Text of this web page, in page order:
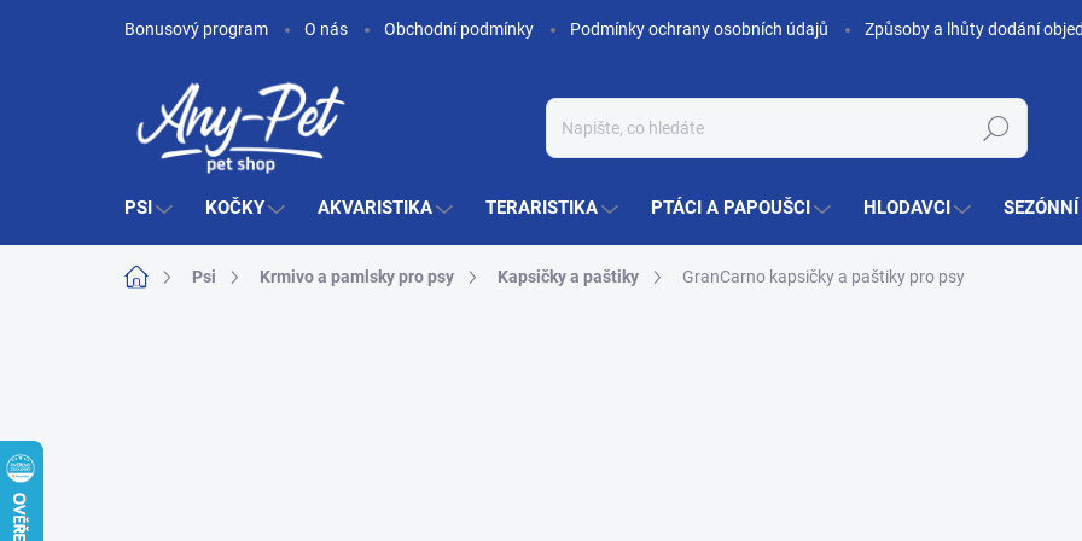
Bonusový program O nás Obchodní podmínky Podmínky ochrany osobních údajů Způsoby a lhůty dodání
Hledat
PSI KOČKY AKVARISTIKA TERARISTIKA PTÁCI A PAPOUŠCI HLODAVCI
Domů Psi Krmivo a pamlsky pro psy Kapsičky a paštiky GranCarno kapsičky a paštiky pro psy